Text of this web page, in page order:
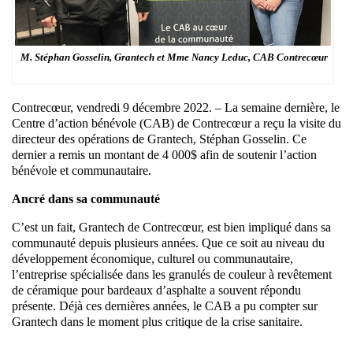
M. Stéphan Gosselin, Grantech et Mme Nancy Leduc, CAB Contrecœur
Contrecœur, vendredi 9 décembre 2022. – La semaine dernière, le
Centre d’action bénévole (CAB) de Contrecœur a reçu la visite du
directeur des opérations de Grantech, Stéphan Gosselin. Ce
dernier a remis un montant de 4 000$ afin de soutenir l’action
bénévole et communautaire.
Ancré dans sa communauté
C’est un fait, Grantech de Contrecœur, est bien impliqué dans sa
communauté depuis plusieurs années. Que ce soit au niveau du
développement économique, culturel ou communautaire,
l’entreprise spécialisée dans les granulés de couleur à revêtement
de céramique pour bardeaux d’asphalte a souvent répondu
présente. Déjà ces dernières années, le CAB a pu compter sur
Grantech dans le moment plus critique de la crise sanitaire.